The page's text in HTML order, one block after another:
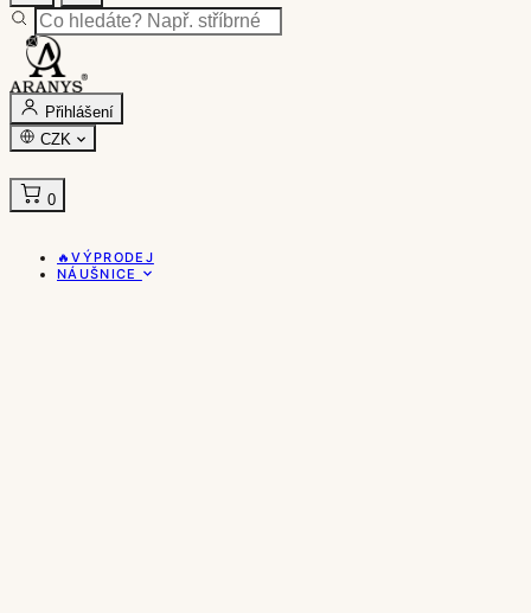
Přihlášení
CZK
0
🔥VÝPRODEJ
NÁUŠNICE